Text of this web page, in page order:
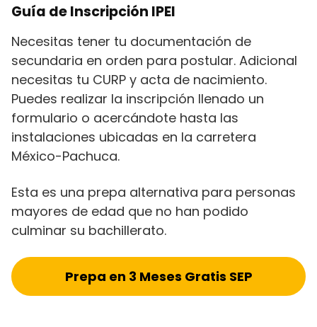
Guía de Inscripción IPEI
Necesitas tener tu documentación de
secundaria en orden para postular. Adicional
necesitas tu CURP y acta de nacimiento.
Puedes realizar la inscripción llenado un
formulario o acercándote hasta las
instalaciones ubicadas en la carretera
México-Pachuca.
Esta es una prepa alternativa para personas
mayores de edad que no han podido
culminar su bachillerato.
Prepa en 3 Meses Gratis SEP